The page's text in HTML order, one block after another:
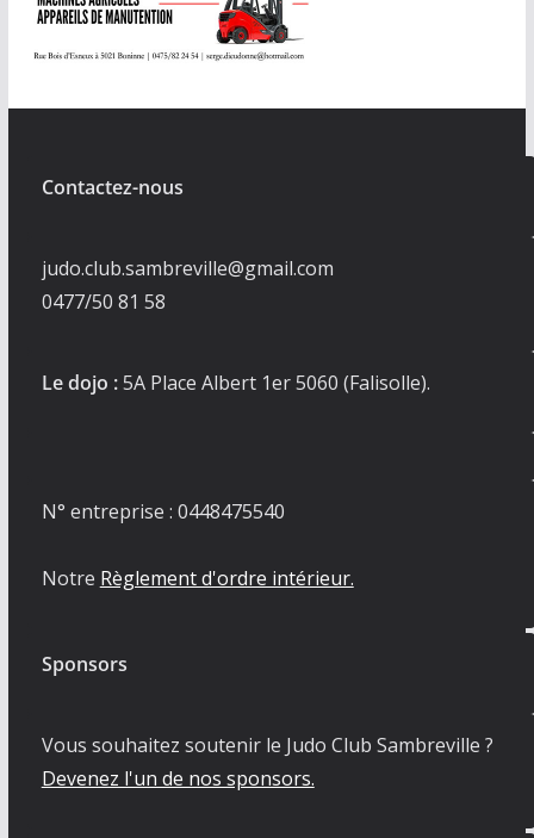
Contactez-nous
judo.club.sambreville@gmail.com
0477/50 81 58
Le dojo :5A Place Albert 1er 5060 (Falisolle).
N° entreprise : 0448475540
Notre Règlement d'ordre intérieur.
Sponsors
Vous souhaitez soutenir le Judo Club Sambreville ?
Devenez l'un de nos sponsors.